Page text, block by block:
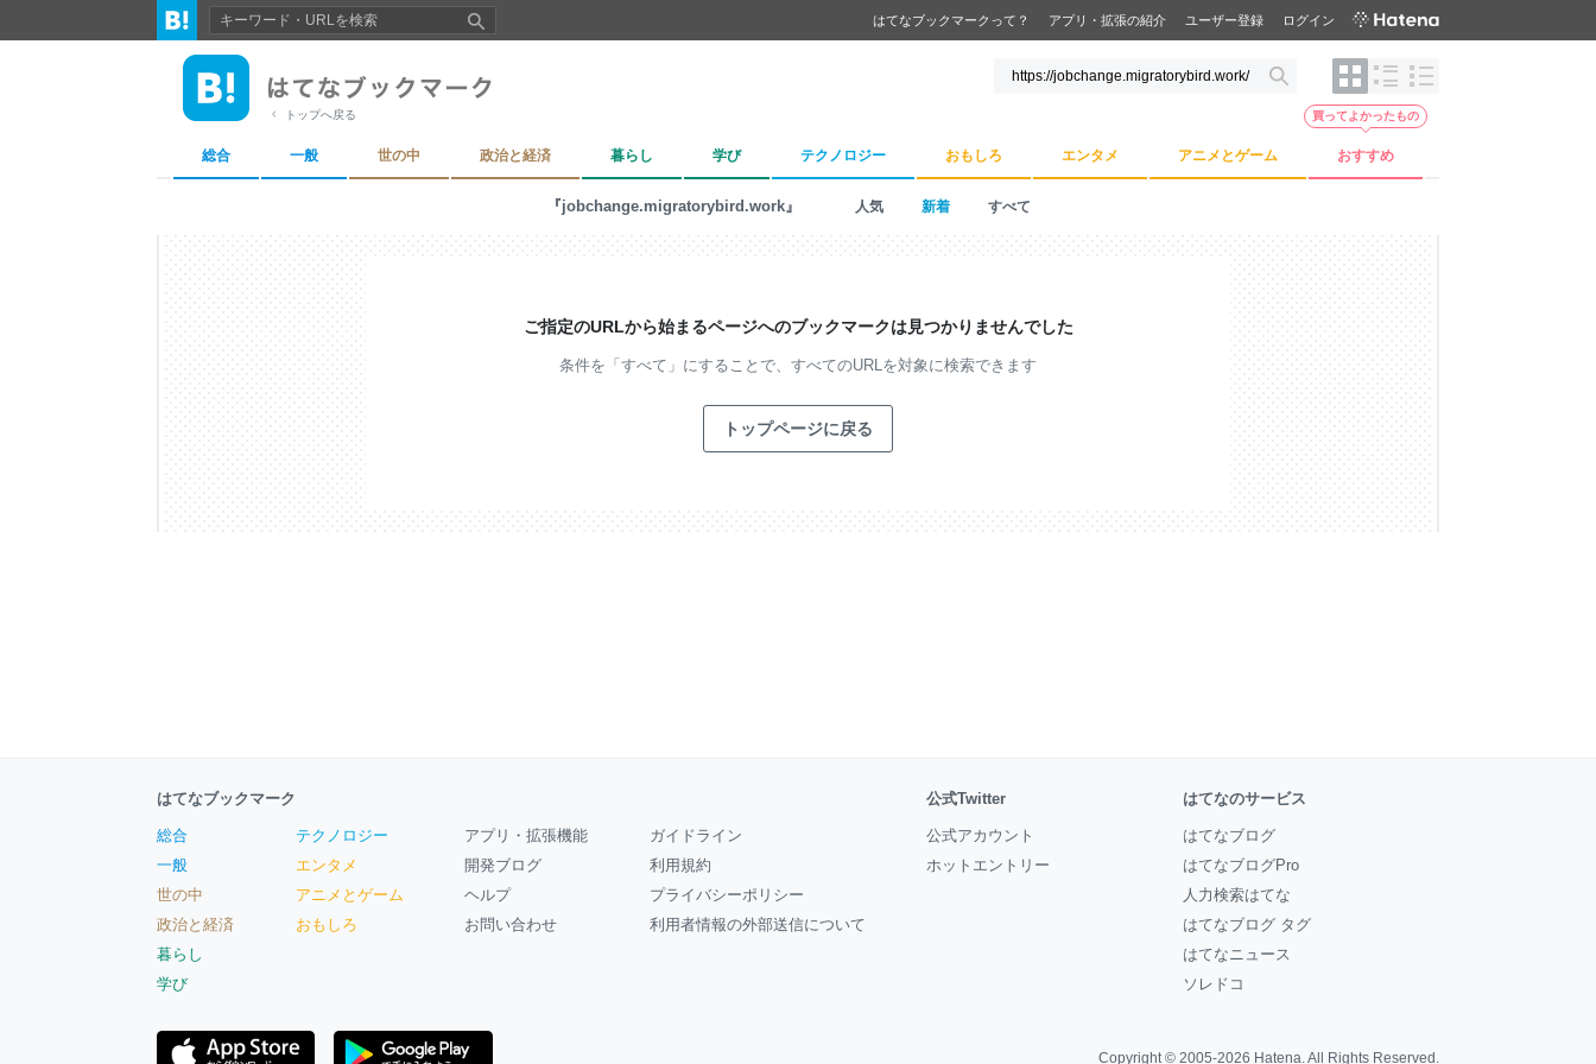
はてなブックマークって？ アプリ・拡張の紹介 ユーザー登録 ログイン
トップへ戻る
総合 一般 世の中 政治と経済 暮らし 学び テクノロジー おもしろ エンタメ アニメとゲーム おすすめ
買ってよかったもの
『jobchange.migratorybird.work』 人気 新着 すべて
ご指定のURLから始まるページへのブックマークは見つかりませんでした
条件を「すべて」にすることで、 すべてのURLを対象に検索できます
トップページに戻る
はてなブックマーク
総合
一般
世の中
政治と経済
暮らし
学び
テクノロジー
エンタメ
アニメとゲーム
おもしろ
アプリ・拡張機能
開発ブログ
ヘルプ
お問い合わせ
ガイドライン
利用規約
プライバシーポリシー
利用者情報の外部送信について
公式Twitter
公式アカウント
ホットエントリー
はてなのサービス
はてなブログ
はてなブログPro
人力検索はてな
はてなブログ タグ
はてなニュース
ソレドコ
Copyright © 2005-2026 Hatena. All Rights Reserved.